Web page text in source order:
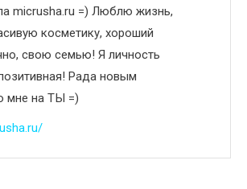
micrusha.ru =) Люблю жизнь,
косметику, хороший
свою семью! Я личность
Рада новым
мне на ТЫ =)